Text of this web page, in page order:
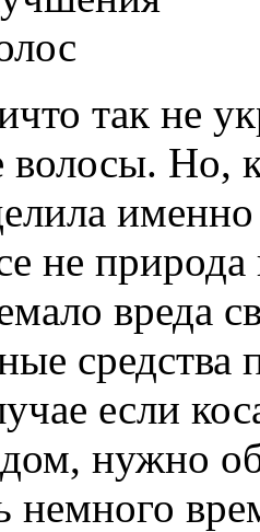
так не
волосы. Но,
не
вреда
если
нужно
немного